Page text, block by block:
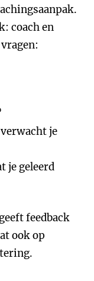
coach en
je
je geleerd
feedback
ook op